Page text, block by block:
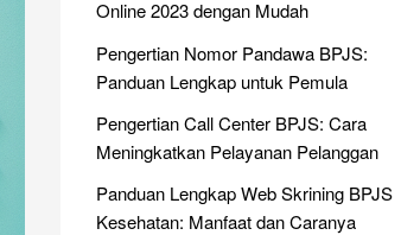
Online 2023 dengan Mudah
Pengertian Nomor Pandawa BPJS:
Panduan Lengkap untuk Pemula
Pengertian Call Center BPJS: Cara
Meningkatkan Pelayanan Pelanggan
Panduan Lengkap Web Skrining BPJS
Kesehatan: Manfaat dan Caranya